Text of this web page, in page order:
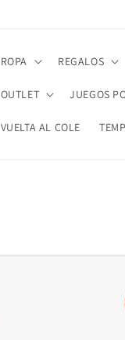
ROPA REGALOS
OUTLET JUEGOS
VUELTA AL COLE